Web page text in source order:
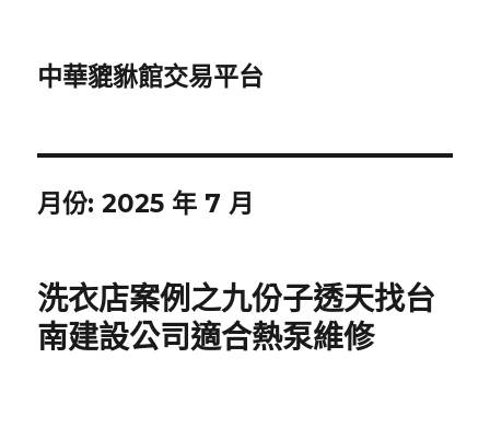
中華貔貅館交易平台
月份:2025 年 7 月
洗衣店案例之九份子透天找台
南建設公司適合熱泵維修